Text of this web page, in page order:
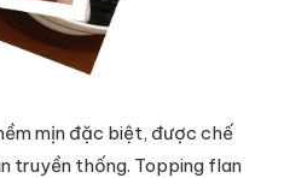
mịn đặc biệt, được chế
truyền thống. Topping flan